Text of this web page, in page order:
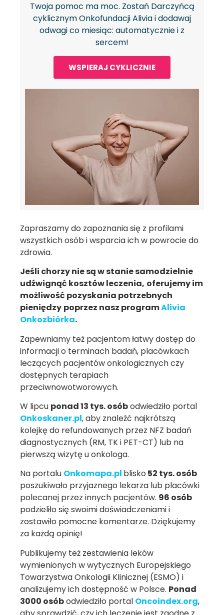
Twoja pomoc ma moc. Zostań Darczyńcą
cyklicznym Onkofundacji Alivia i dodawaj
odwagi co miesiąc: automatycznie i z
sercem!
WSPIERAJ CYKLICZNIE
Zapraszamy do zapoznania się z profilami
wszystkich osób i wsparcia ich w powrocie do
zdrowia.
Jeśli chorzy nie są w stanie samodzielnie
udźwignąć kosztów leczenia, oferujemy im
możliwość pozyskania potrzebnych
pieniędzy poprzez nasz programAlivia
Onkozbiórka.
Zapewniamy też pacjentom łatwy dostęp do
informacji o terminach badań, placówkach
leczących pacjentów onkologicznych czy
dostępnych terapiach
przeciwnowotworowych.
W lipcu ponad 13 tys. osóbodwiedziło portal
Onkoskaner.pl, aby znaleźć najkrótszą
kolejkę do refundowanych przez NFZ badań
diagnostycznych (RM, TK i PET-CT) lub na
pierwszą wizytę u onkologa.
Na portalu Onkomapa.pl blisko 52 tys. osób
poszukiwało przyjaznego lekarza lub placówki
polecanej przez innych pacjentów. 96 osób
podzieliło się swoimi doświadczeniami i
zostawiło pomocne komentarze. Dziękujemy
za każdą opinię!
Publikujemy też zestawienia leków
wymienionych w wytycznych Europejskiego
Towarzystwa Onkologii Klinicznej (ESMO) i
analizujemy ich dostępność w Polsce. Ponad
3000 osóbodwiedziło portal Oncoindex.org,